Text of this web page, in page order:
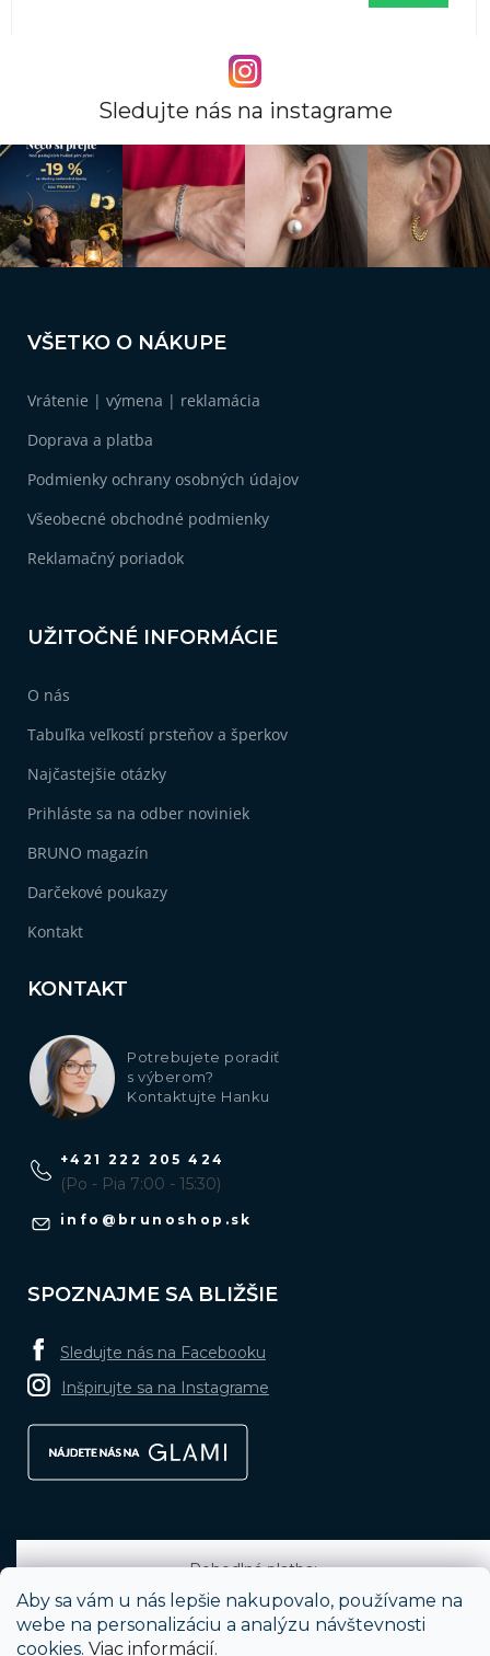
Aby sa vám u nás lepšie nakupovalo, používame na
webe na personalizáciu a analýzu návštevnosti
cookies. Viac informácií.
Sledujte nás na instagrame
VŠETKO O NÁKUPE
Vrátenie | výmena | reklamácia
Doprava a platba
Podmienky ochrany osobných údajov
Všeobecné obchodné podmienky
Reklamačný poriadok
UŽITOČNÉ INFORMÁCIE
O nás
Tabuľka veľkostí prsteňov a šperkov
Najčastejšie otázky
Prihláste sa na odber noviniek
BRUNO magazín
Darčekové poukazy
Kontakt
KONTAKT
Potrebujete poradiť
s výberom?
Kontaktujte Hanku
info @ brunoshop.sk
+421 222 205 424
(Po - Pia 7:00 - 15:30)
SPOZNAJME SA BLIŽŠIE
Sledujte nás na Facebooku
Inšpirujte sa na Instagrame
Pohodlná platba: